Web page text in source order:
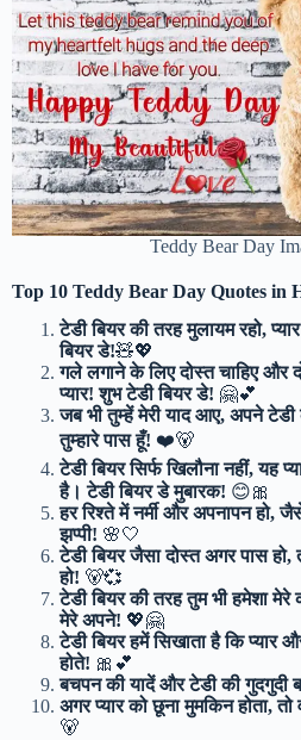
Teddy Bear Day
Top 10 Teddy Bear Day Quotes in
टेडी बियर की तरह मुलायम रहो,
बियर डे!🧸💖
गले लगाने के लिए दोस्त चाहिए और
प्यार! शुभ टेडी बियर डे! 🤗💕
जब भी तुम्हें मेरी याद आए, अपने
तुम्हारे पास हूँ! ❤️🐻
टेडी बियर सिर्फ खिलौना नहीं, यह
है। टेडी बियर डे मुबारक! 😊🎀
हर रिश्ते में नर्मी और अपनापन हो,
झप्पी! 🌸🤍
टेडी बियर जैसा दोस्त अगर पास हो,
हो! 🐻💞
टेडी बियर की तरह तुम भी हमेशा मेरे
मेरे अपने! 💖🤗
टेडी बियर हमें सिखाता है कि प्यार
होते! 🎀💕
बचपन की यादें और टेडी की गुदगुदी
अगर प्यार को छूना मुमकिन होता, तो
🐻